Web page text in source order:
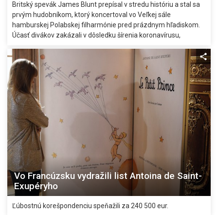
Britský spevák James Blunt prepísal v stredu históriu a stal sa
prvým hudobníkom, ktorý koncertoval vo Veľkej sále
hamburskej Polabskej filharmónie pred prázdnym hľadiskom.
Účasť divákov zakázali v dôsledku šírenia koronavírusu,
Vo Francúzsku vydražili list Antoina de Saint-
Exupéryho
Ľúbostnú korešpondenciu speňažili za 240 500 eur.